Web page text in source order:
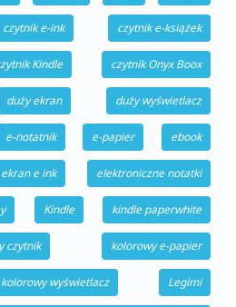
czytnik e-ink czytnik e-książek
Kindle czytnik Onyx Boox
duży ekran duży wyświetlacz
e-notatnik e-papier ebook
ekran e ink elektroniczne notatki
Kindle kindle paperwhite
czytnik kolorowy e-papier
kolorowy wyświetlacz Legimi